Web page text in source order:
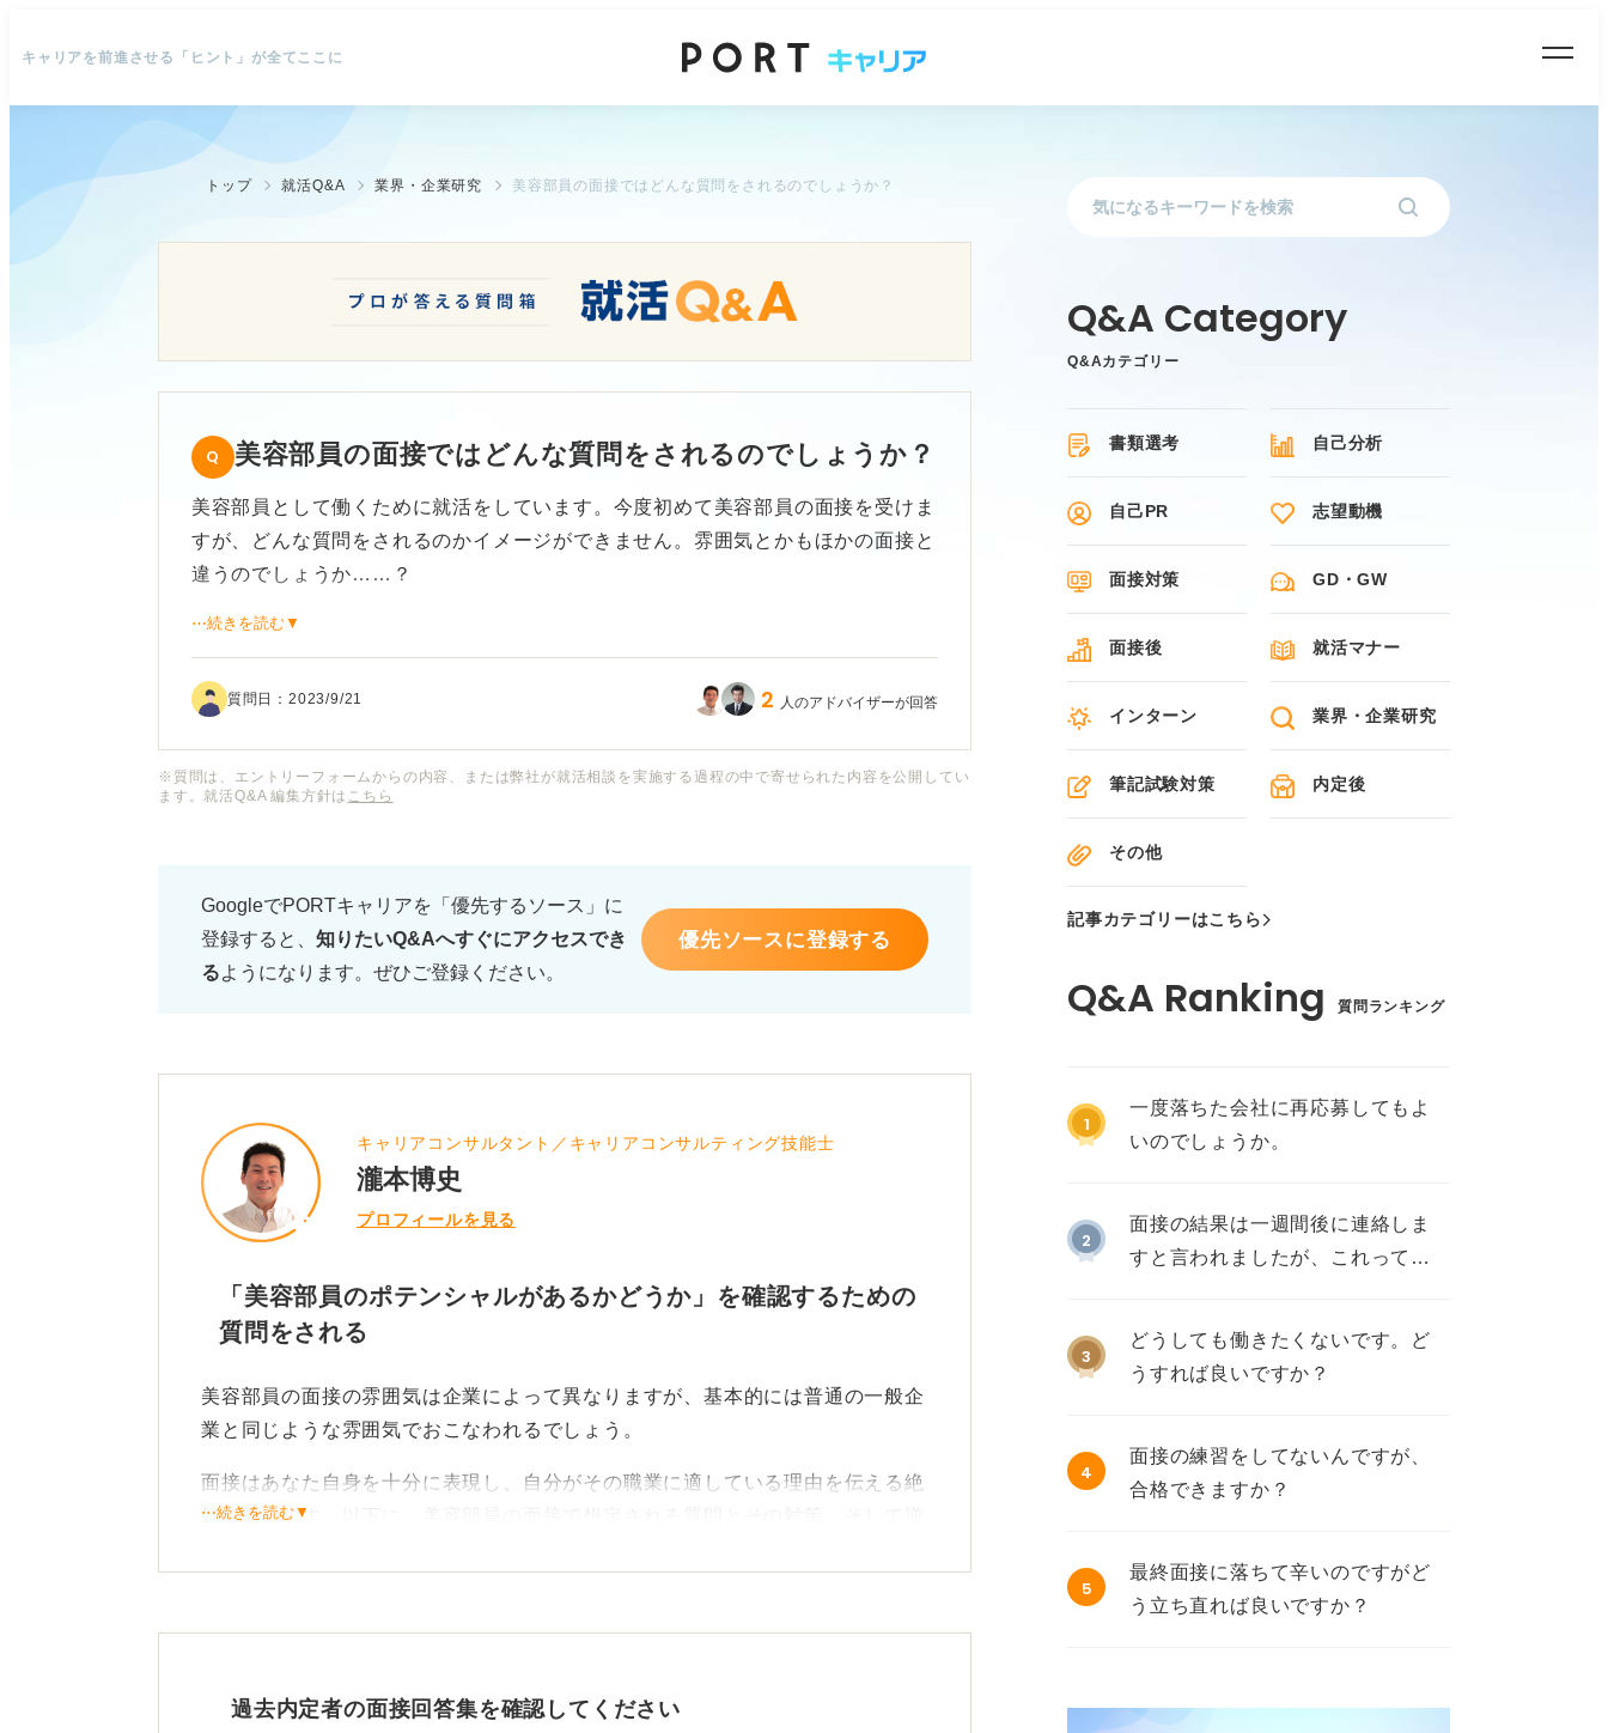
キャリアを前進させる「ヒント」が全てここに
トップ 就活Q&A 業界・企業研究 美容部員の面接ではどんな質問をされるのでしょうか？
美容部員の面接ではどんな質問をされるのでしょうか？
美容部員として働くために就活をしています。今度初めて美容部員の面接を受けま
すが、どんな質問をされるのかイメージができません。雰囲気とかもほかの面接と
違うのでしょうか……？
あれば、どのような逆質問をした方が良いのかも教えていただきたいです。
⋯続きを読む▼
質問日：2023/9/21 2 人のアドバイザーが回答
※質問は、エントリーフォームからの内容、または弊社が就活相談を実施する過程の中で寄せられた内容を公開してい
ます。就活Q&A 編集方針は こちら
GoogleでPORTキャリアを「優先するソース」に
登録すると、 知りたいQ&Aへすぐにアクセスでき
るようになります。ぜひご登録ください。
優先ソースに登録する
キャリアコンサルタント／キャリアコンサルティング技能士
瀧本博史
プロフィールを見る
「美容部員のポテンシャルがあるかどうか」を確認するための
質問をされる
美容部員の面接の雰囲気は企業によって異なりますが、基本的には普通の一般企
業と同じような雰囲気でおこなわれるでしょう。
面接はあなた自身を十分に表現し、自分がその職業に適している理由を伝える絶
好の機会です。以下に、美容部員の面接で想定される質問とその対策、そして逆
あなたが美容部員として働くために必要なスキルや経験を持っているかどうかを
⋯続きを読む▼
過去内定者の面接回答集を確認してください
Q&Aカテゴリー
書類選考 自己分析
自己PR 志望動機
面接対策 GD・GW
面接後 就活マナー
インターン 業界・企業研究
筆記試験対策 内定後
その他
記事カテゴリーはこちら
質問ランキング
1
一度落ちた会社に再応募してもよ
いのでしょうか。
2
面接の結果は一週間後に連絡しま
すと言われましたが、これって不
3
どうしても働きたくないです。ど
うすれば良いですか？
4
面接の練習をしてないんですが、
合格できますか？
5
最終面接に落ちて辛いのですがど
う立ち直れば良いですか？